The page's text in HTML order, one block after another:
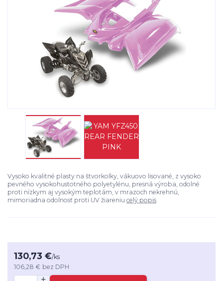
Vysoko kvalitné plasty na štvorkolky, vákuovo lisované, z vysoko
pevného vysokohustotného polyetylénu, presná výroba, odolné
proti nízkym aj vysokým teplotám, v mrazoch nekrehnú,
mimoriadna odolnosť proti UV žiareniu celý popis
130,73 €/ks
106,28 € bez DPH